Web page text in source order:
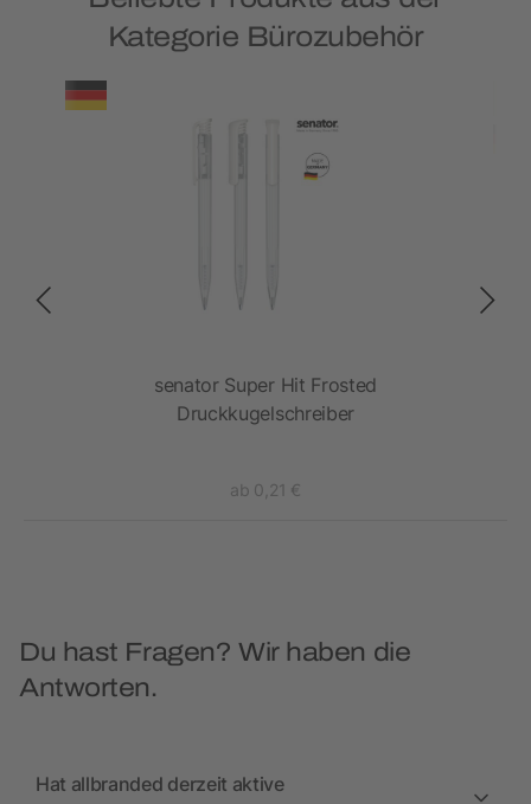
Kategorie Bürozubehör
senator Super Hit Frosted
Druckkugelschreiber
ab 0,21 €
Du hast Fragen? Wir haben die
Antworten.
Hat allbranded derzeit aktive